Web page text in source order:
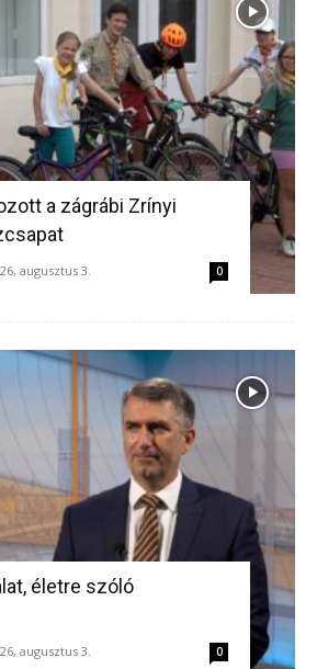
a zágrábi Zrínyi
augusztus 3. 0
életre szóló
augusztus 3. 0